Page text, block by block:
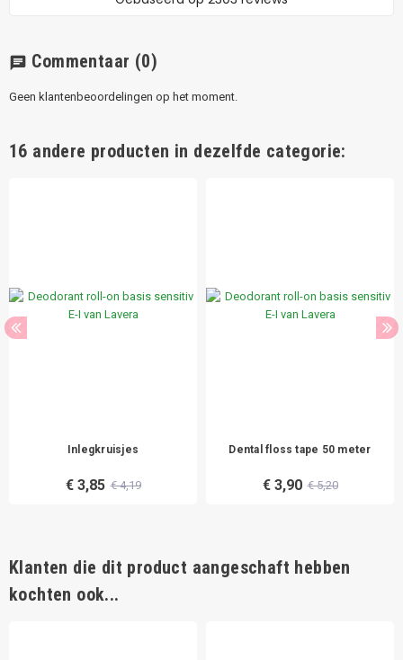
chat Commentaar (0)
Geen klantenbeoordelingen op het moment.
16 andere producten in dezelfde categorie:
Inlegkruisjes
€ 3,85 € 4,19
Dental floss tape 50 meter
€ 3,90 € 5,20
Klanten die dit product aangeschaft hebben
kochten ook...